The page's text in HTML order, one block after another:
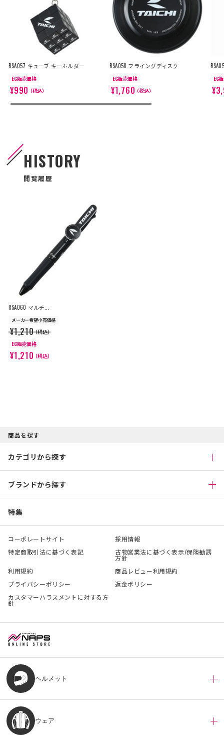
RSA057 キューブ キーホルダー
EC販売価格
¥990（税込）
RSA058 フライングディスク
EC販売価格
¥1,760（税込）
EC
HISTORY
閲覧履歴
RSA060 マルチ...
メーカー希望小売価格
¥1,210（税込）
EC販売価格
¥1,210（税込）
商品を探す
カテゴリから探す
ブランドから探す
特集
コーポレートサイト
採用情報
特定商取引法に基づく表記
古物営業法に基づく表示/保険勧誘
方針
利用規約
商品レビュー利用規約
プライバシーポリシー
返金ポリシー
カスタマーハラスメントに対する方
針
ヘルメット
ウェア